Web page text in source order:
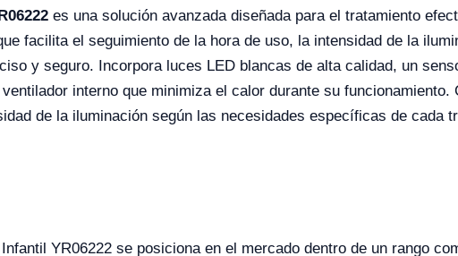
es una solución avanzada diseñada para el tratamiento
facilita el seguimiento de la hora de uso, la intensidad de la
y seguro. Incorpora luces LED blancas de alta calidad, un
interno que minimiza el calor durante su
de la iluminación según las necesidades específicas de cada
YR06222 se posiciona en el mercado dentro de un rango